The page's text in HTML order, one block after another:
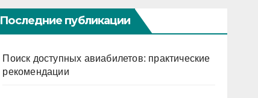
Последние публикации
Поиск доступных авиабилетов: практические
рекомендации